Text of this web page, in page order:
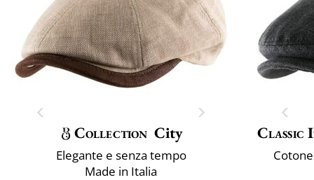
Collection City
Elegante e senza tempo
Made in Italia
Classic